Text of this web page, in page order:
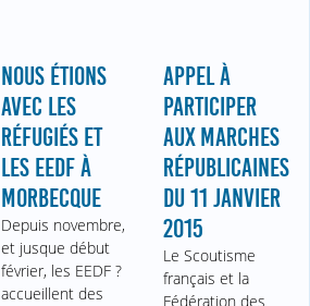
NOUS ÉTIONS
AVEC LES
RÉFUGIÉS ET
LES EEDF À
MORBECQUE
Depuis novembre,
et jusque début
février, les EEDF ?
accueillent des
APPEL À
PARTICIPER
AUX MARCHES
RÉPUBLICAINES
DU 11 JANVIER
2015
Le Scoutisme
français et la
Fédération des